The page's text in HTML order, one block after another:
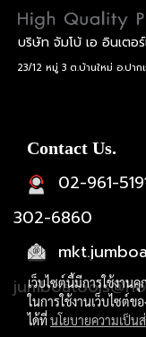
บริษัท จัมโบ้ เอ อินเตอ
23/12 หมู่ 3 ต.บ้านใหม่ อ.ปาก
Contact Us.
02-961-
302-6860
เว็บไซต์นี้มีการใช้งาน
ในการใช้งานเว็บไซต์
ได้ที่นโยบายความเป็น